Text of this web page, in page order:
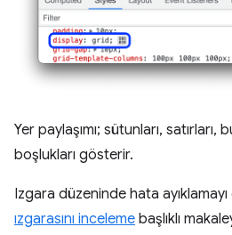
Yer paylaşımı; sütunları, satırları,
boşlukları gösterir.
Izgara düzeninde hata
ızgarasını inceleme başlıklı